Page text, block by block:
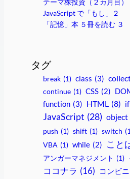
JavaScript で「もし」２
「記憶」本 ５冊を読む ３
タグ
break (1) class (3)
continue (1) CSS (2)
function (3) HTML (8) if
JavaScript (28) object
push (1) shift (1) switch
VBA (1) while (2) こと
アンガーマネジメント (1)
ココナラ (16) コンビニ